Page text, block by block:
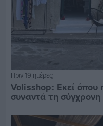
Πριν 19 ημέρες
Volisshop: Εκεί όπου
συναντά τη σύγχρονη